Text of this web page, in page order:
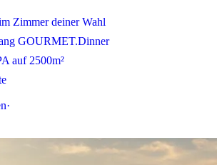
Zimmer deiner Wahl
GOURMET.Dinner
auf 2500m²
·